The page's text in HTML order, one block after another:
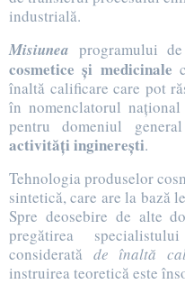
industrială.
Misiunea programului
cosmetice şi medicinale
înaltă calificare care pot
în nomenclatorul
pentru domeniul
activităţi inginereşti.
Tehnologia produselor
sintetică, care are la bază
Spre deosebire de alte
pregătirea
considerată de înaltă
instruirea teoretică este